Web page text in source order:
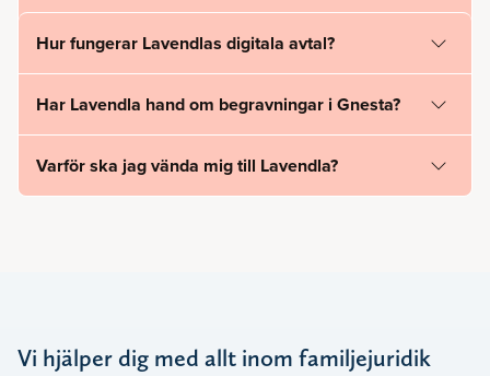
Hur fungerar Lavendlas digitala avtal?
Har Lavendla hand om begravningar i Gnesta?
Varför ska jag vända mig till Lavendla?
Vi hjälper dig med allt inom familjejuridik